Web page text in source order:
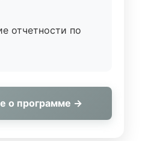
отчетности по
о программе →